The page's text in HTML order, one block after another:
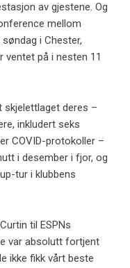
av gjestene. Og
mellom
i Chester,
ventet på i nesten 11
skjelettlaget deres –
inkludert seks
COVID-protokoller –
i desember i fjor, og
tur i klubbens
til ESPNs
var absolutt fortjent
ikke fikk vårt beste